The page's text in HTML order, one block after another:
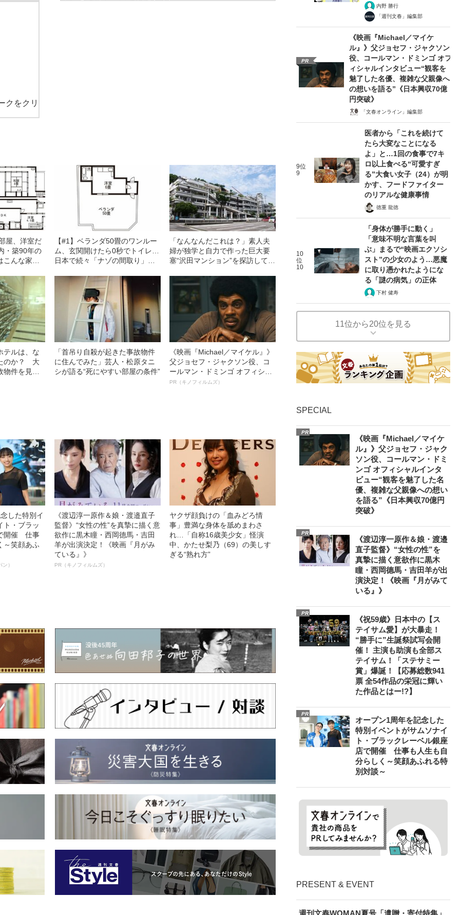
クをクリ
屋、洋室だ
・築90年の
んな家だ
【#1】ベランダ50畳のワンルー
ム、玄関開けたら0秒でトイレ…
日本で続々「ナゾの間取り」が
「なんなんだこれは？」素人夫
婦が独学と自力で作った巨大要
塞“沢田マンション”を探訪してみ
テルは、な
のか？ 大
件を見破
「首吊り自殺が起きた事故物件
に住んでみた」芸人・松原タニ
シが語る“死にやすい部屋の条件”
《映画『Michael／マイケル』》
父ジョセフ・ジャクソン役、コ
ールマン・ドミンゴ オフィシャ
ルインタビュー“観客を魅了した
PR（キノフィルムズ）
した特別イ
ト・ブラッ
開催 仕事
～笑顔あふ
）
《渡辺淳一原作＆娘・渡邉直子
監督》“女性の性”を真摯に描く意
欲作に黒木瞳・西岡德馬・吉田
羊が出演決定！《映画『月がみ
ている』》
PR（キノフィルムズ）
ヤクザ顔負けの「血みどろ情
事」豊満な身体を舐めまわさ
れ…「自称16歳美少女」怪演
中、かたせ梨乃（69）の美しす
ぎる“熟れ方”
内野 勝行
「週刊文春」編集部
PR
《映画『Michael／マイケ
ル』》父ジョセフ・ジャクソン
役、コールマン・ドミンゴ オフ
ィシャルインタビュー“観客を
魅了した名優、複雑な父親像へ
の想いを語る”《日本興収70億
円突破》
「文春オンライン」編集部
9位
9
医者から「これを続けて
たら大変なことになる
よ」と…1回の食事で7キ
ロ以上食べる“可愛すぎ
る”大食い女子（24）が明
かす、フードファイター
のリアルな健康事情
徳重 龍徳
10
位
10
「身体が勝手に動く」
「意味不明な言葉を叫
ぶ」まるで“映画エクソシ
スト”の少女のよう…悪魔
に取り憑かれたようにな
る「謎の病気」の正体
下村 健寿
11位から20位を見る
SPECIAL
PR
《映画『Michael／マイケ
ル』》父ジョセフ・ジャク
ソン役、コールマン・ドミ
ンゴ オフィシャルインタ
ビュー“観客を魅了した名
優、複雑な父親像への想い
を語る”《日本興収70億円
突破》
PR
《渡辺淳一原作＆娘・渡邉
直子監督》“女性の性”を
真摯に描く意欲作に黒木
瞳・西岡德馬・吉田羊が出
演決定！《映画『月がみて
いる』》
PR
《祝59歳》日本中の【ス
テイサム愛】が大暴走！
“勝手に”生誕祭試写会開
催！ 主演も助演も全部ス
テイサム！「ステサミー
賞」爆誕！【応募総数941
票 全54作品の栄冠に輝い
た作品とはー!?】
PR
オープン1周年を記念した
特別イベントがサムソナイ
ト・ブラックレーベル銀座
店で開催 仕事も人生も自
分らしく～笑顔あふれる特
別対談～
PRESENT & EVENT